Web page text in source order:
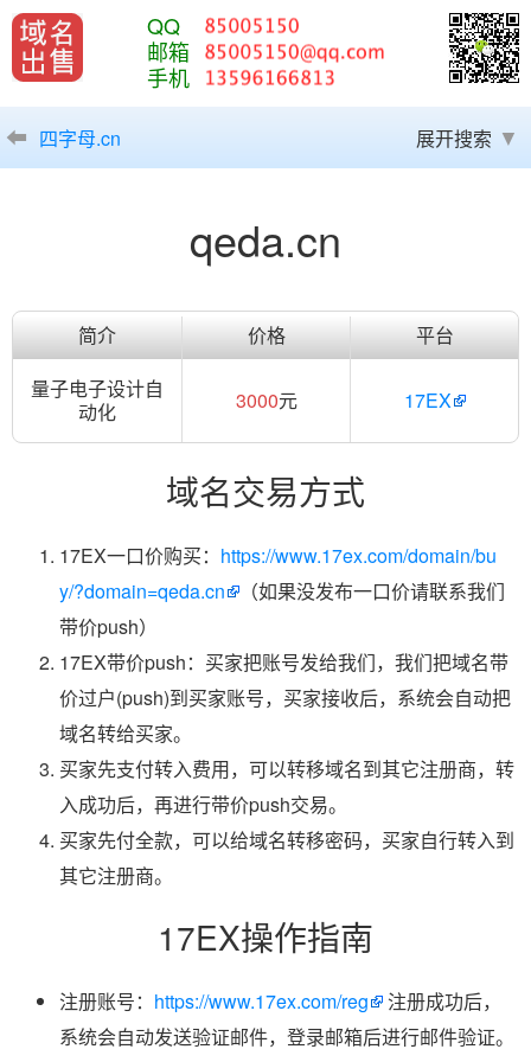
QQ
邮箱
手机
四字母.cn 展开搜索
qeda.cn
简介 价格
平台
量子电子设计自
动化
3000元 17EX
域名交易方式
17EX一口价购买： https://www.17ex.com/domain/bu
y/?domain=qeda.cn
（如果没发布一口价请联系我们
带价push）
17EX带价push：买家把账号发给我们，我们把域名带
价过户(push)到买家账号，买家接收后，系统会自动把
域名转给买家。
买家先支付转入费用，可以转移域名到其它注册商，转
入成功后，再进行带价push交易。
买家先付全款，可以给域名转移密码，买家自行转入到
其它注册商。
17EX操作指南
注册账号： https://www.17ex.com/reg
注册成功后，
系统会自动发送验证邮件，登录邮箱后进行邮件验证。